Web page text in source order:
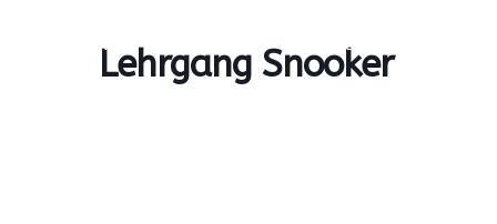
HOME NEWS & ARCHIV PARTNER & SPONSOREN
Lehrgang Snooker